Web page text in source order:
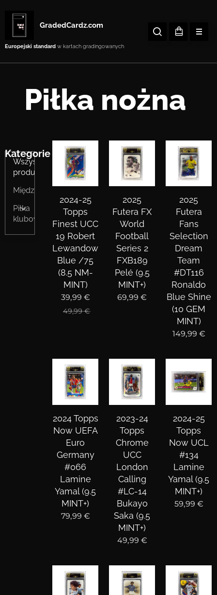
GradedCardz.com
Europejski standard w kartach gradingowanych
Piłka nożna
Kategorie
Wszystkie
produkty
Międzynarodowe
Piłka
klubowa
2024-25
Topps
Finest UCC
19 Robert
Lewandowski
Blue /75
(8.5 NM-
MINT)
39,99 €
49,99€
2025
Futera FX
World
Football
Series 2
FXB189
Pelé (9.5
MINT+)
69,99 €
2025
Futera
Fans
Selection
Dream
Team
#DT116
Ronaldo
Blue Shine
(10 GEM
MINT)
149,99 €
2024 Topps
Now UEFA
Euro
Germany
#066
Lamine
Yamal (9.5
MINT+)
79,99 €
2023-24
Topps
Chrome
UCC
London
Calling
#LC-14
Bukayo
Saka (9.5
MINT+)
49,99 €
2024-25
Topps
Now UCL
#134
Lamine
Yamal (9.5
MINT+)
59,99 €